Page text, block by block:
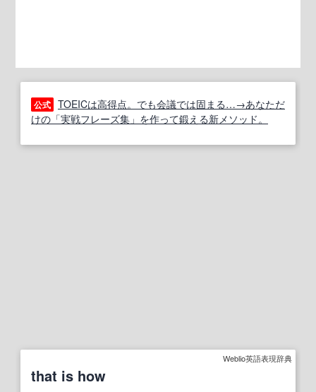
公式 TOEICは高得点。でも会議では固まる…→あなただ
けの「実戦フレーズ集」を作って鍛える新メソッド。
Weblio英語表現辞典
that is how